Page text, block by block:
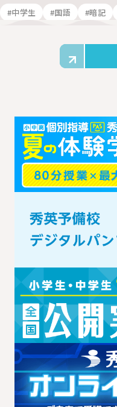
#中学生 #国語 #暗記